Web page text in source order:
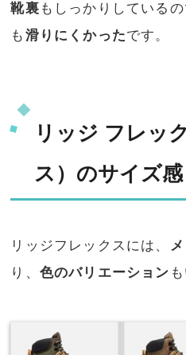
靴裏 もしっかりしている
も 滑りにくかったです。
リッジ フレッ
ス）のサイズ感
リッジフレックスには、
り、 色のバリエーション